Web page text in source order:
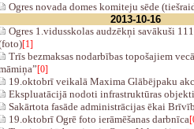
Ogres novada domes komiteju sēde
2013-10-16
Ogres 1.vidusskolas audzēkņi savākuši
[1]
Trīs bezmaksas nodarbības topošajiem
[0]
19.oktobrī veikalā Maxima Glābējpaku
Ekspluatācijā nodoti infrastruktūras objekti
Sakārtota fasāde administrācijas ēkai
19.oktobrī Ogrē foto ierāmēšanas darbnīca